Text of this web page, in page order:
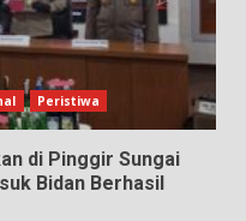
Peristiwa
di Pinggir Sungai
Bidan Berhasil